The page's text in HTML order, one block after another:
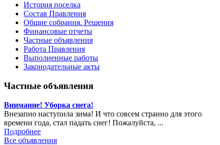
История поселка
Состав Правления
Общие собрания. Решения
Финансовые отчеты
Частные объявления
Работа Правления
Выполненные работы
Законодательные акты
Частные объявления
Внимание! Уборка снега!
Внезапно наступила зима! И что совсем странно для этого
времени года, стал падать снег! Пожалуйста, ...
Подробнее
Все объявления